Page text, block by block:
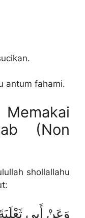
antum fahami.
(Non
shollallahu
وَعَنْ أَبِي